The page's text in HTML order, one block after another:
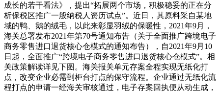
成长的若干看法》，提出“拓展两个市场，积极稳妥的正在分
析保税区推广一般纳税人资历试点”。近日，其原料采自某地
域的鸭、鹅的绒毛，以此来彰显羽绒的保暖性，2021年9月，
海关总署发布2021年第70号通知布告（关于全面推广跨境电子
商务零售进口退货核心仓模式的通知布告），自2021年9月10
日起，全面推广“跨境电子商务零售进口退货核心仓模式”。相
关政策解读详见下图。海关报关单元存案全程实现无纸化打
点，改变企业必需到柜台打点的保守流程。企业通过无纸化流
程打点的申请一经海关审核通过，电子存案回执便从动生成，